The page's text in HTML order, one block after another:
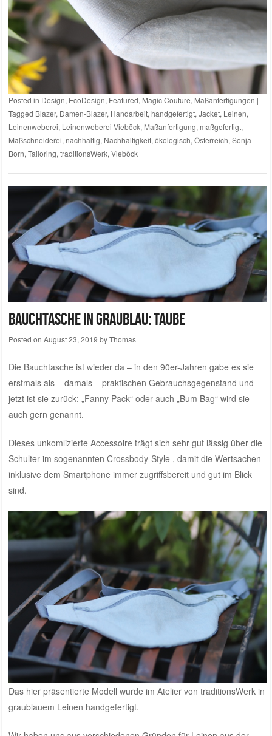
Posted in Design, EcoDesign, Featured, Magic Couture, Maßanfertigungen |
Tagged Blazer, Damen-Blazer, Handarbeit, handgefertigt, Jacket, Leinen,
Leinenweberei, Leinenweberei Vieböck, Maßanfertigung, maßgefertigt,
Maßschneiderei, nachhaltig, Nachhaltigkeit, ökologisch, Österreich, Sonja
Born, Tailoring, traditionsWerk, Vieböck
Bauchtasche in graublau: Taube
Posted on August 23, 2019 byThomas
Die Bauchtasche ist wieder da – in den 90er-Jahren gabe es sie
erstmals als – damals – praktischen Gebrauchsgegenstand und
jetzt ist sie zurück: „Fanny Pack“ oder auch „Bum Bag“ wird sie
auch gern genannt.
Dieses unkomlizierte Accessoire trägt sich sehr gut lässig über die
Schulter im sogenannten Crossbody-Style , damit die Wertsachen
inklusive dem Smartphone immer zugriffsbereit und gut im Blick
sind.
Das hier präsentierte Modell wurde im Atelier von traditionsWerk in
graublauem Leinen handgefertigt.